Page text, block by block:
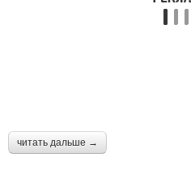
читать дальше →